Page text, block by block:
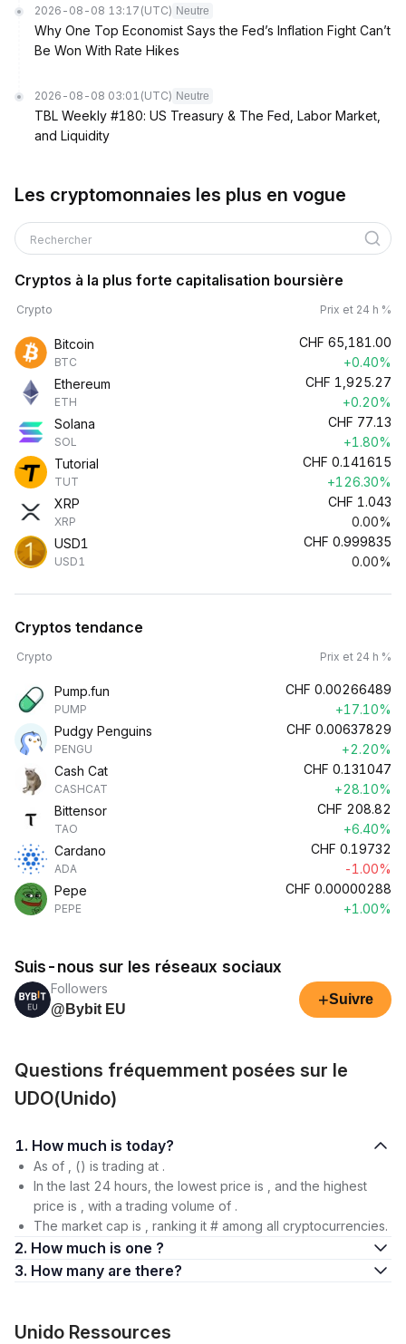
2026-08-08 13:17 (UTC) Neutre
Why One Top Economist Says the Fed’s Inflation Fight Can’t
Be Won With Rate Hikes
2026-08-08 03:01 (UTC) Neutre
TBL Weekly #180: US Treasury & The Fed, Labor Market,
and Liquidity
Les cryptomonnaies les plus en vogue
Rechercher
Cryptos à la plus forte capitalisation boursière
Crypto Prix et 24 h %
Bitcoin
BTC
CHF 65,181.00
+0.40%
Ethereum
ETH
CHF 1,925.27
+0.20%
Solana
SOL
CHF 77.13
+1.80%
Tutorial
TUT
CHF 0.141615
+126.30%
XRP
XRP
CHF 1.043
0.00%
USD1
USD1
CHF 0.999835
0.00%
Cryptos tendance
Crypto Prix et 24 h %
Pump.fun
PUMP
CHF 0.00266489
+17.10%
Pudgy Penguins
PENGU
CHF 0.00637829
+2.20%
Cash Cat
CASHCAT
CHF 0.131047
+28.10%
Bittensor
TAO
CHF 208.82
+6.40%
Cardano
ADA
CHF 0.19732
-1.00%
Pepe
PEPE
CHF 0.00000288
+1.00%
Suis-nous sur les réseaux sociaux
Followers
@Bybit EU
+Suivre
Questions fréquemment posées sur le
UDO(Unido)
1. How much is today?
As of , () is trading at .
In the last 24 hours, the lowest price is , and the highest
price is , with a trading volume of .
The market cap is , ranking it # among all cryptocurrencies.
2. How much is one ?
3. How many are there?
Unido Ressources